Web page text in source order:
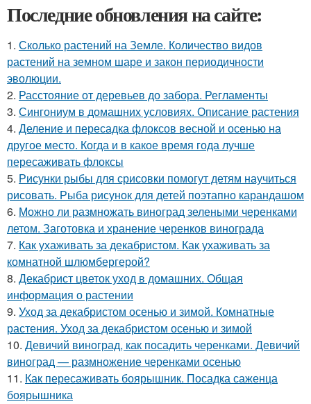
Последние обновления на сайте:
1. Сколько растений на Земле. Количество видов
растений на земном шаре и закон периодичности
эволюции.
2. Расстояние от деревьев до забора. Регламенты
3. Сингониум в домашних условиях. Описание растения
4. Деление и пересадка флоксов весной и осенью на
другое место. Когда и в какое время года лучше
пересаживать флоксы
5. Рисунки рыбы для срисовки помогут детям научиться
рисовать. Рыба рисунок для детей поэтапно карандашом
6. Можно ли размножать виноград зелеными черенками
летом. Заготовка и хранение черенков винограда
7. Как ухаживать за декабристом. Как ухаживать за
комнатной шлюмбергерой?
8. Декабрист цветок уход в домашних. Общая
информация о растении
9. Уход за декабристом осенью и зимой. Комнатные
растения. Уход за декабристом осенью и зимой
10. Девичий виноград, как посадить черенками. Девичий
виноград — размножение черенками осенью
11. Как пересаживать боярышник. Посадка саженца
боярышника